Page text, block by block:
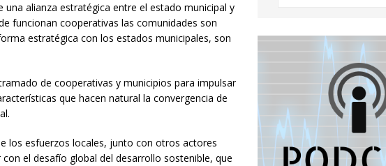
una alianza estratégica entre el estado municipal y
funcionan cooperativas las comunidades son
estratégica con los estados municipales, son
de cooperativas y municipios para impulsar
que hacen natural la convergencia de
los esfuerzos locales, junto con otros actores
el desafío global del desarrollo sostenible, que